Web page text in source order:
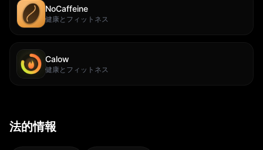
NoCaffeine
健康とフィットネス
Calow
健康とフィットネス
法的情報